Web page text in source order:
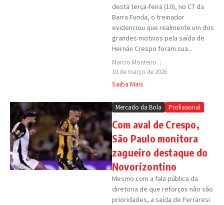
desta terça-feira (10), no CT da
Barra Funda, o treinador
evidenciou que realmente um dos
grandes motivos pela saída de
Hernán Crespo foram sua...
Marcio Monteiro
10 de março de 2026
Saiba Mais
Mercado da Bola Profissional
Com aval de Crespo,
São Paulo monitora
zagueiro destaque do
Novorizontino
Mesmo com a fala pública da
diretoria de que reforços não são
prioridades, a saída de Ferraresi